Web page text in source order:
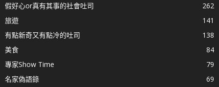
假好心or真有其事的社會吐司
262
旅遊
141
有點新奇又有點冷的吐司
138
美食
84
專家Show Time
79
名家偽語錄
69